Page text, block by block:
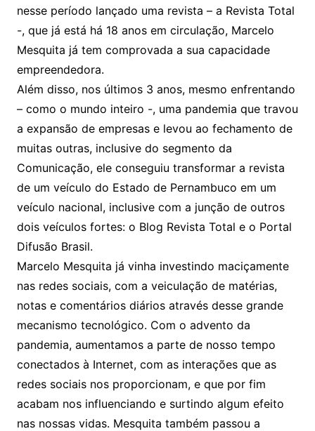
nesse período lançado uma revista – a Revista Total
-, que já está há 18 anos em circulação, Marcelo
Mesquita já tem comprovada a sua capacidade
empreendedora.
Além disso, nos últimos 3 anos, mesmo enfrentando
– como o mundo inteiro -, uma pandemia que travou
a expansão de empresas e levou ao fechamento de
muitas outras, inclusive do segmento da
Comunicação, ele conseguiu transformar a revista
de um veículo do Estado de Pernambuco em um
veículo nacional, inclusive com a junção de outros
dois veículos fortes: o Blog Revista Total e o Portal
Difusão Brasil.
Marcelo Mesquita já vinha investindo maciçamente
nas redes sociais, com a veiculação de matérias,
notas e comentários diários através desse grande
mecanismo tecnológico. Com o advento da
pandemia, aumentamos a parte de nosso tempo
conectados à Internet, com as interações que as
redes sociais nos proporcionam, e que por fim
acabam nos influenciando e surtindo algum efeito
nas nossas vidas. Mesquita também passou a